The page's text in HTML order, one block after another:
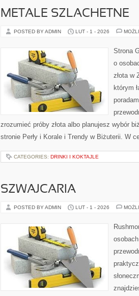
METALE SZLACHETNE
POSTED BY ADMIN LUT - 1 - 2026
Strona
o
złota w
którym
zrozumieć próby złota albo planujesz wybór
stronie Perły i Korale i Trendy w Biżuterii. W
CATEGORIES: DRINKI I KOKTAJLE
SZWAJCARIA
POSTED BY ADMIN LUT - 1 - 2026